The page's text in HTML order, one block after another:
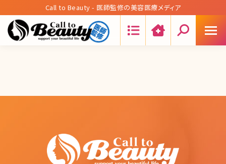
Call to Beauty - 医師監修の美容医療メディア